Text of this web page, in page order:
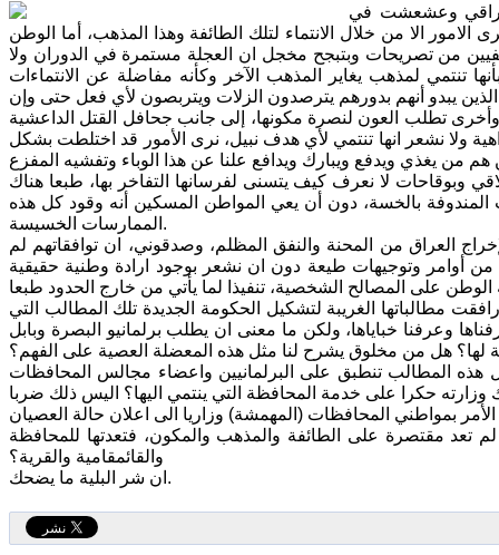
وعشعشت في
الا من خلال الانتماء لتلك الطائفة وهذا المذهب، أما الوطن
من تصريحات وبتبجح مخجل ان العجلة مستمرة في الدوران ولا
تنتمي لمذهب يغاير المذهب الآخر وكأنه مفاضلة عن الانتماءات
يبدو أنهم بدورهم يترصدون الزلات ويتربصون لأي فعل حتى وإن
وأخرى تطلب العون لنصرة مكونها، إلى جانب جحافل القتل الداعشية
ولا نشعر انها تنتمي لأي هدف نبيل، نرى الأمور قد اختلطت بشكل
وبوقاحات لا نعرف كيف يتسنى لفرسانها التفاخر بها، طبعا هناك
بالخسة، دون أن يعي المواطن المسكين أنه وقود كل هذه
الممارسات الخسيسة.
العراق من المحنة والنفق المظلم، وصدقوني، ان توافقاتهم لم
أوامر وتوجيهات طيعة دون ان نشعر بوجود ارادة وطنية حقيقية
مطالباتها الغريبة لتشكيل الحكومة الجديدة تلك المطالب التي
وعرفنا خباياها، ولكن ما معنى ان يطلب برلمانيو البصرة وبابل
لها؟ هل من مخلوق يشرح لنا مثل هذه المعضلة العصية على الفهم؟
هذه المطالب تنطبق على البرلمانيين واعضاء مجالس المحافظات
وزارته حكرا على خدمة المحافظة التي ينتمي اليها؟ اليس ذلك ضربا
تعد مقتصرة على الطائفة والمذهب والمكون، فتعدتها للمحافظة
والقائمقامية والقرية؟
ان شر البلية ما يضحك.